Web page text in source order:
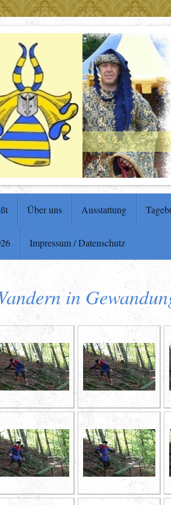
Über uns Ausstattung
Impressum / Datenschutz
in